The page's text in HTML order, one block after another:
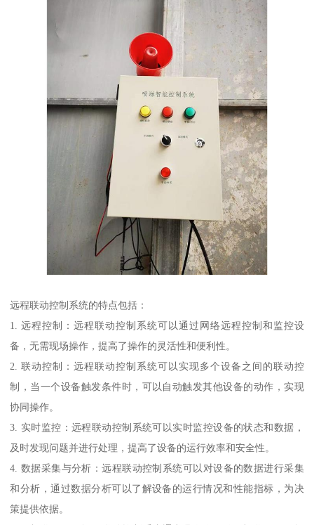
远程联动控制系统的特点包括：
1. 远程控制：远程联动控制系统可以通过网络远程控制和监控设
备，无需现场操作，提高了操作的灵活性和便利性。
2. 联动控制：远程联动控制系统可以实现多个设备之间的联动控
制，当一个设备触发条件时，可以自动触发其他设备的动作，实现
协同操作。
3. 实时监控：远程联动控制系统可以实时监控设备的状态和数据，
及时发现问题并进行处理，提高了设备的运行效率和安全性。
4. 数据采集与分析：远程联动控制系统可以对设备的数据进行采集
和分析，通过数据分析可以了解设备的运行情况和性能指标，为决
策提供依据。